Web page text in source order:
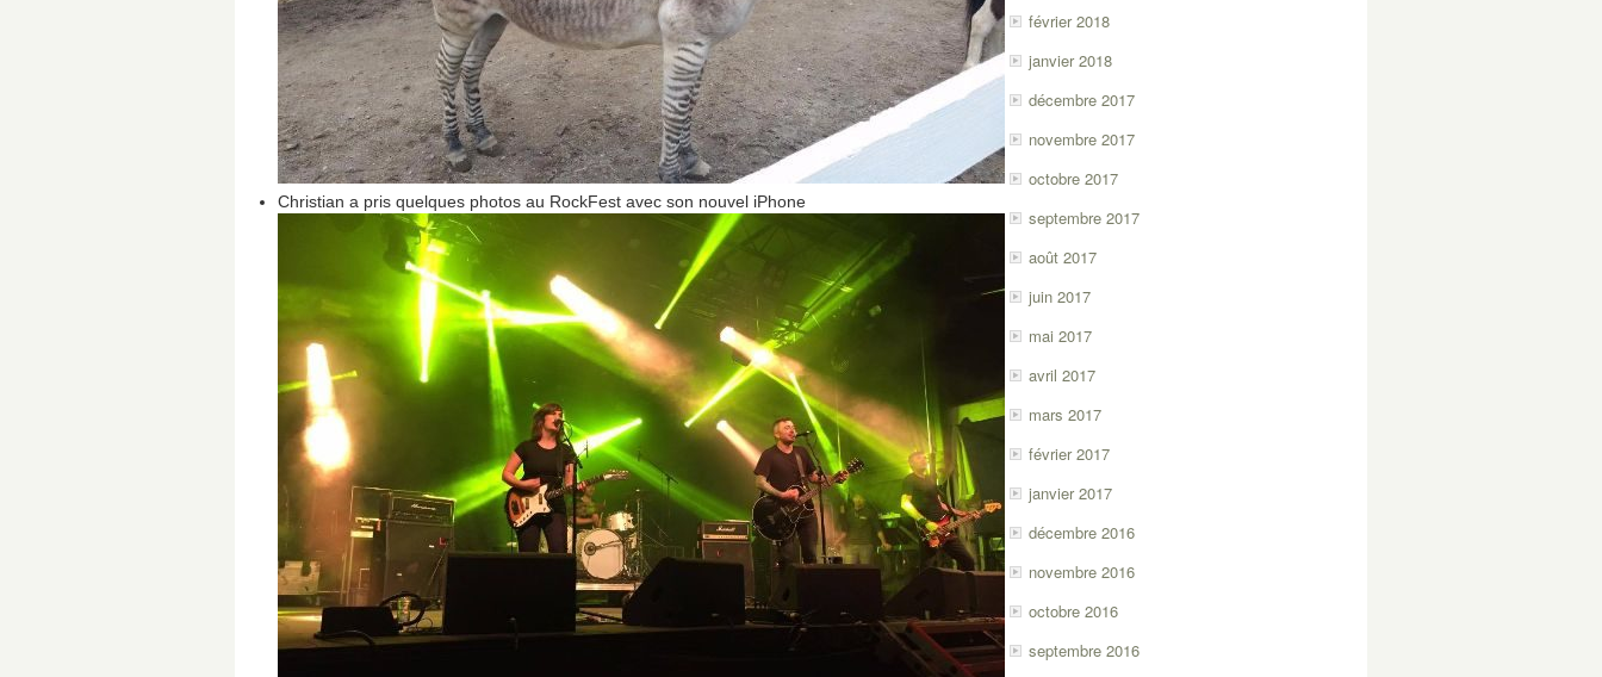
Christian a pris quelques photos au RockFest avec son nouvel iPhone
février 2018
janvier 2018
décembre 2017
novembre 2017
octobre 2017
septembre 2017
août 2017
juin 2017
mai 2017
avril 2017
mars 2017
février 2017
janvier 2017
décembre 2016
novembre 2016
octobre 2016
septembre 2016